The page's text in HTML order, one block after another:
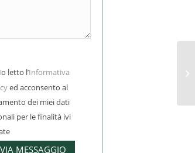
letto l’Informativa
ed acconsento al
dei miei dati
per le finalità ivi